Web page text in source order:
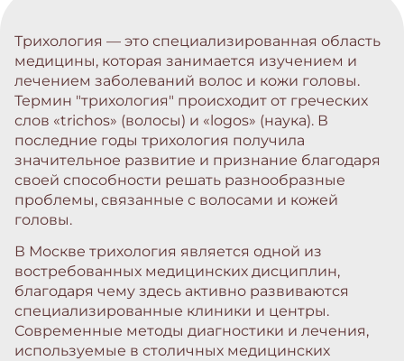
Трихология — это специализированная область
медицины, которая занимается изучением и
лечением заболеваний волос и кожи головы.
Термин "трихология" происходит от греческих
слов «trichos» (волосы) и «logos» (наука). В
последние годы трихология получила
значительное развитие и признание благодаря
своей способности решать разнообразные
проблемы, связанные с волосами и кожей
головы.
В Москве трихология является одной из
востребованных медицинских дисциплин,
благодаря чему здесь активно развиваются
специализированные клиники и центры.
Современные методы диагностики и лечения,
используемые в столичных медицинских